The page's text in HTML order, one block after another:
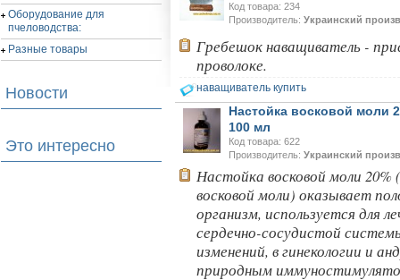
Оборудование для
пчеловодства:
Разные товары
Новости
Это интересно
Код товара: 234
Производитель: Украинский
Гребешок наващиватель -
проволоке.
наващиватель купить
Настойка восковой моли
100 мл
Код товара: 622
Производитель: Украинский
Настойка восковой моли
восковой моли) оказывает
организм, используется для
сердечно-сосудистой
изменений, в гинекологии и
природным